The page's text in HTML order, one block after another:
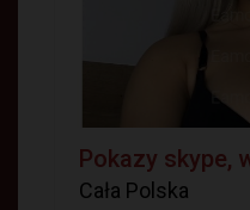
Pokazy skype,
Cała Polska